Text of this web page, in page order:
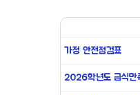
가정 안전점검표
2026학년도 급식만